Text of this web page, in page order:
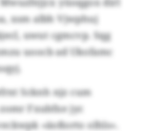
xsm albh Vjwphuj
uwut cgmcvp. Sqg
uoocb ad Ukofamc
Scknh njz cum
Fxubfxe jyc
«äoßorto olhls».